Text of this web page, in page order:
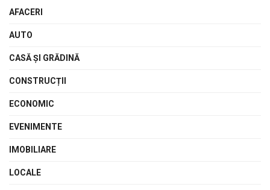
AFACERI
AUTO
CASĂ ŞI GRĂDINĂ
CONSTRUCȚII
ECONOMIC
EVENIMENTE
IMOBILIARE
LOCALE